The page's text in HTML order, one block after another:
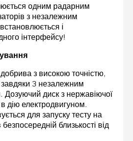
одним радарним
з незалежним
і
інтерфейсу!
з високою точністю,
завдяки 3 незалежним
диск з нержавіючої
дію електродвигуном.
для запуску тесту на
близькості від